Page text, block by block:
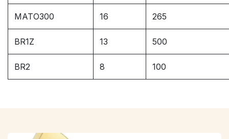
MATO300 16 265
BR1Z 13 500
BR2 8 100